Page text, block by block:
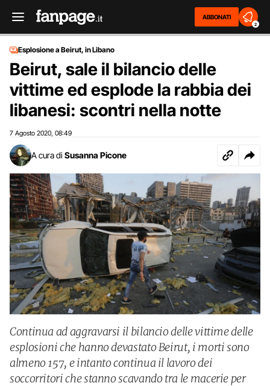
ABBONATI
2
Esplosione a Beirut, in Libano
Beirut, sale il bilancio delle
vittime ed esplode la rabbia dei
libanesi: scontri nella notte
7 Agosto 2020 08:49
A cura di Susanna Picone
Continua ad aggravarsi il bilancio delle vittime delle
esplosioni che hanno devastato Beirut, i morti sono
almeno 157, e intanto continua il lavoro dei
soccorritori che stanno scavando tra le macerie per